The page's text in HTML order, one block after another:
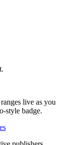
live as you
style badge.